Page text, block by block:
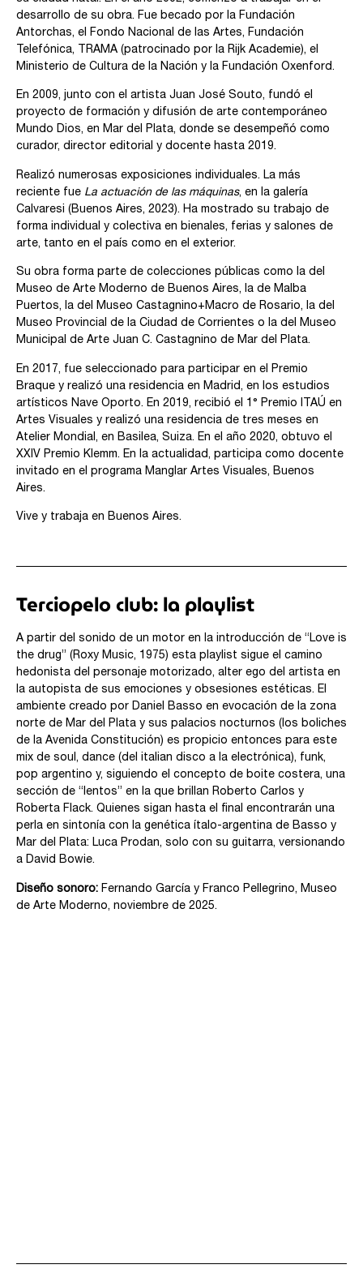
desarrollo de su obra. Fue becado por la Fundación
Antorchas, el Fondo Nacional de las Artes, Fundación
Telefónica, TRAMA (patrocinado por la Rijk Academie), el
Ministerio de Cultura de la Nación y la Fundación Oxenford.
En 2009, junto con el artista Juan José Souto, fundó el
proyecto de formación y difusión de arte contemporáneo
Mundo Dios, en Mar del Plata, donde se desempeñó como
curador, director editorial y docente hasta 2019.
Realizó numerosas exposiciones individuales. La más
reciente fue La actuación de las máquinas, en la galería
Calvaresi (Buenos Aires, 2023). Ha mostrado su trabajo de
forma individual y colectiva en bienales, ferias y salones de
arte, tanto en el país como en el exterior.
Su obra forma parte de colecciones públicas como la del
Museo de Arte Moderno de Buenos Aires, la de Malba
Puertos, la del Museo Castagnino+Macro de Rosario, la del
Museo Provincial de la Ciudad de Corrientes o la del Museo
Municipal de Arte Juan C. Castagnino de Mar del Plata.
En 2017, fue seleccionado para participar en el Premio
Braque y realizó una residencia en Madrid, en los estudios
artísticos Nave Oporto. En 2019, recibió el 1° Premio ITAÚ en
Artes Visuales y realizó una residencia de tres meses en
Atelier Mondial, en Basilea, Suiza. En el año 2020, obtuvo el
XXIV Premio Klemm. En la actualidad, participa como docente
invitado en el programa Manglar Artes Visuales, Buenos
Aires.
Vive y trabaja en Buenos Aires.
Terciopelo club: la playlist
A partir del sonido de un motor en la introducción de “Love is
the drug” (Roxy Music, 1975) esta playlist sigue el camino
hedonista del personaje motorizado, alter ego del artista en
la autopista de sus emociones y obsesiones estéticas. El
ambiente creado por Daniel Basso en evocación de la zona
norte de Mar del Plata y sus palacios nocturnos (los boliches
de la Avenida Constitución) es propicio entonces para este
mix de soul, dance (del italian disco a la electrónica), funk,
pop argentino y, siguiendo el concepto de boite costera, una
sección de “lentos” en la que brillan Roberto Carlos y
Roberta Flack. Quienes sigan hasta el final encontrarán una
perla en sintonía con la genética ítalo-argentina de Basso y
Mar del Plata: Luca Prodan, solo con su guitarra, versionando
a David Bowie.
Diseño sonoro: Fernando García y Franco Pellegrino, Museo
de Arte Moderno, noviembre de 2025.